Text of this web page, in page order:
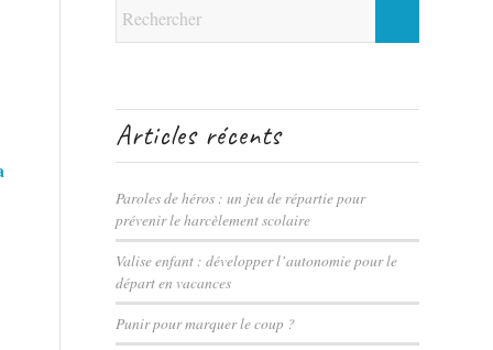
Articles récents
Paroles de héros : un jeu de répartie pour
prévenir le harcèlement scolaire
Valise enfant : développer l’autonomie pour le
départ en vacances
Punir pour marquer le coup ?